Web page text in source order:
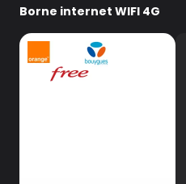
Borne internet WIFI 4G